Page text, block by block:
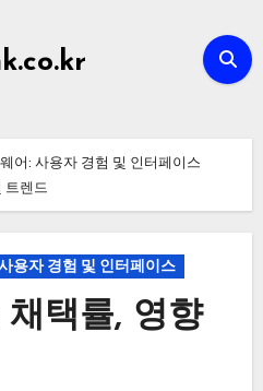
어: 사용자 경험 및 인터페이스
트렌드
용자 경험 및 인터페이스
택률, 영향